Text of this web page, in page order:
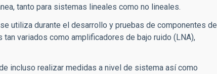
tanto para sistemas lineales como no lineales.
utiliza durante el desarrollo y pruebas de componentes de
variados como amplificadores de bajo ruido (LNA),
incluso realizar medidas a nivel de sistema así como